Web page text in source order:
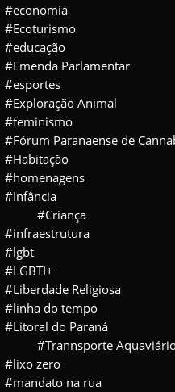
economia
Ecoturismo
educação
Emenda Parlamentar
esportes
Exploração Animal
feminismo
Fórum Paranaense de
Habitação
homenagens
Infância
Criança
infraestrutura
lgbt
LGBTI+
Liberdade Religiosa
linha do tempo
Litoral do Paraná
Trannsporte
lixo zero
mandato na rua